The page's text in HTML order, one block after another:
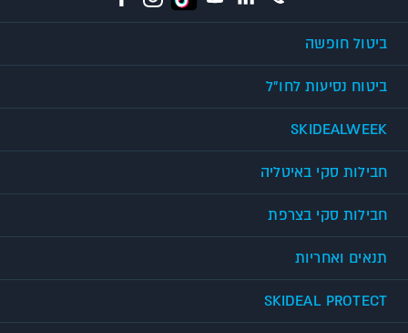
ביטול חופשה
ביטוח נסיעות לחו"ל
SKIDEALWEEK
חבילות סקי באיטליה
חבילות סקי בצרפת
תנאים ואחריות
SKIDEAL PROTECT